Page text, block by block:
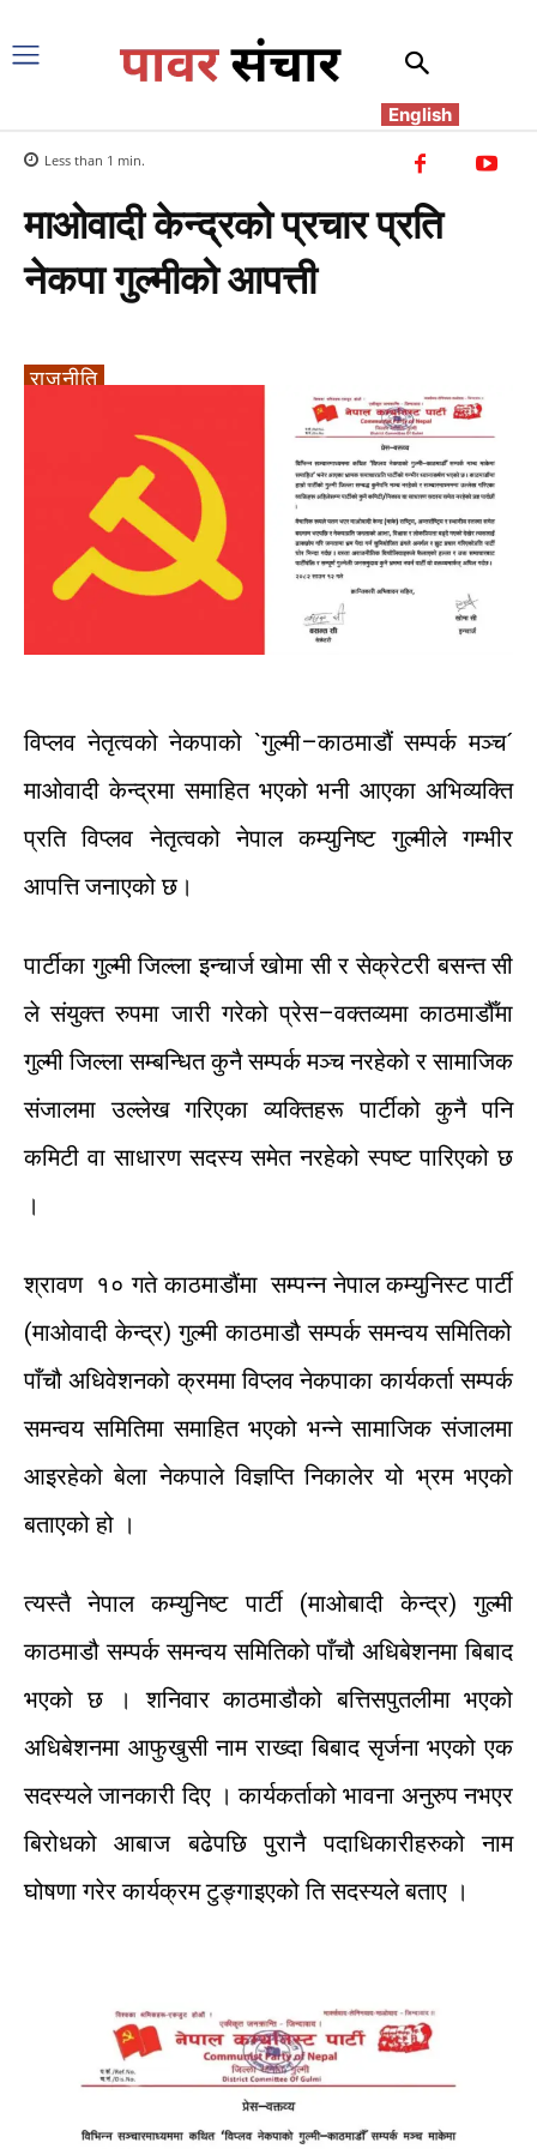
English
Less than 1 min.
माओवादी केन्द्रको प्रचार प्रति
नेकपा गुल्मीको आपत्ती
राजनीति
विप्लव नेतृत्वको नेकपाको `गुल्मी–काठमाडौं सम्पर्क मञ्च´
माओवादी केन्द्रमा समाहित भएको भनी आएका अभिव्यक्ति
प्रति विप्लवनेतृत्वको नेपाल कम्युनिष्ट गुल्मीले गम्भीर
आपत्ति जनाएको छ।
पार्टीका गुल्मी जिल्ला इन्चार्ज खोमा सी र सेक्रेटरी बसन्त सी
ले संयुक्त रुपमा जारी गरेको प्रेस–वक्तव्यमा काठमाडौँमा
गुल्मी जिल्लासम्बन्धित कुनै सम्पर्क मञ्च नरहेको र सामाजिक
संजालमा उल्लेख गरिएका व्यक्तिहरू पार्टीको कुनै पनि
कमिटी वा साधारण सदस्यसमेत नरहेको स्पष्ट पारिएको छ
।
श्रावण १० गते काठमाडौंमा सम्पन्न नेपाल कम्युनिस्ट पार्टी
(माओवादी केन्द्र)गुल्मी काठमाडौ सम्पर्क समन्वय समितिको
पाँचौअधिवेशनको क्रममा विप्लव नेकपाका कार्यकर्ता सम्पर्क
समन्वय समितिमा समाहित भएको भन्ने सामाजिक संजालमा
आइरहेको बेलानेकपाले विज्ञप्ति निकालेर यो भ्रम भएको
बताएको हो ।
त्यस्तैनेपाल कम्युनिष्ट पार्टी(माओबादी केन्द्र)गुल्मी
काठमाडौ सम्पर्क समन्वय समितिको पाँचौ अधिबेशनमा बिबाद
भएको छ । शनिवारकाठमाडौको बत्तिसपुतलीमा भएको
अधिबेशनमा आफुखुसी नाम राख्दा बिबाद सृर्जना भएको एक
सदस्यले जानकारी दिए ।कार्यकर्ताको भावना अनुरुप नभएर
बिरोधको
आबाज बढेपछि पुरानै पदाधिकारीहरुको
नाम
घोषणा गरेर कार्यक्रम टुङ्गाइएको तिसदस्यले बताए ।